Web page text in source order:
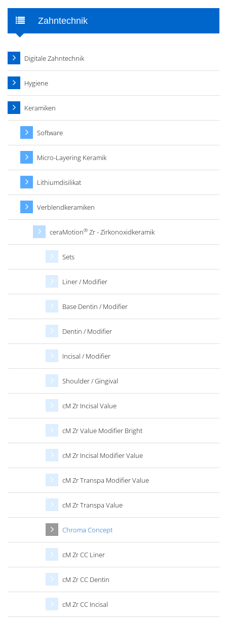
Zahntechnik
Digitale Zahntechnik
Hygiene
Keramiken
Software
Micro-Layering Keramik
Lithiumdisilikat
Verblendkeramiken
ceraMotion® Zr - Zirkonoxidkeramik
Sets
Liner / Modifier
Base Dentin / Modifier
Dentin / Modifier
Incisal / Modifier
Shoulder / Gingival
cM Zr Incisal Value
cM Zr Value Modifier Bright
cM Zr Incisal Modifier Value
cM Zr Transpa Modifier Value
cM Zr Transpa Value
Chroma Concept
cM Zr CC Liner
cM Zr CC Dentin
cM Zr CC Incisal